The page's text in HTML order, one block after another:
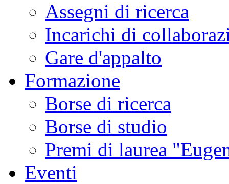
Assegni di ricerca
Incarichi di
Gare d'appalto
Formazione
Borse di ricerca
Borse di studio
Premi di laurea
Eventi